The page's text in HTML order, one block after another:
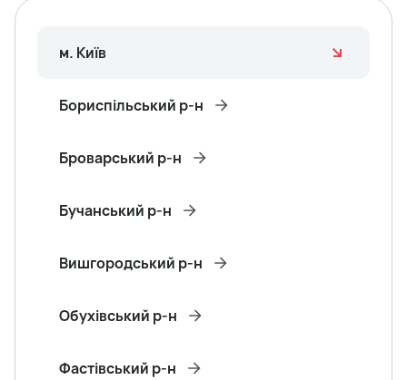
м. Київ
Бориспільський р-н
Броварський р-н
Бучанський р-н
Вишгородський р-н
Обухівський р-н
Фастівський р-н